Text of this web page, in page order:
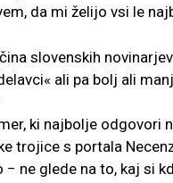
da mi želijo vsi le
slovenskih
ali pa bolj ali
ki najbolje odgovori
trojice s portala
− ne glede na to, kaj si